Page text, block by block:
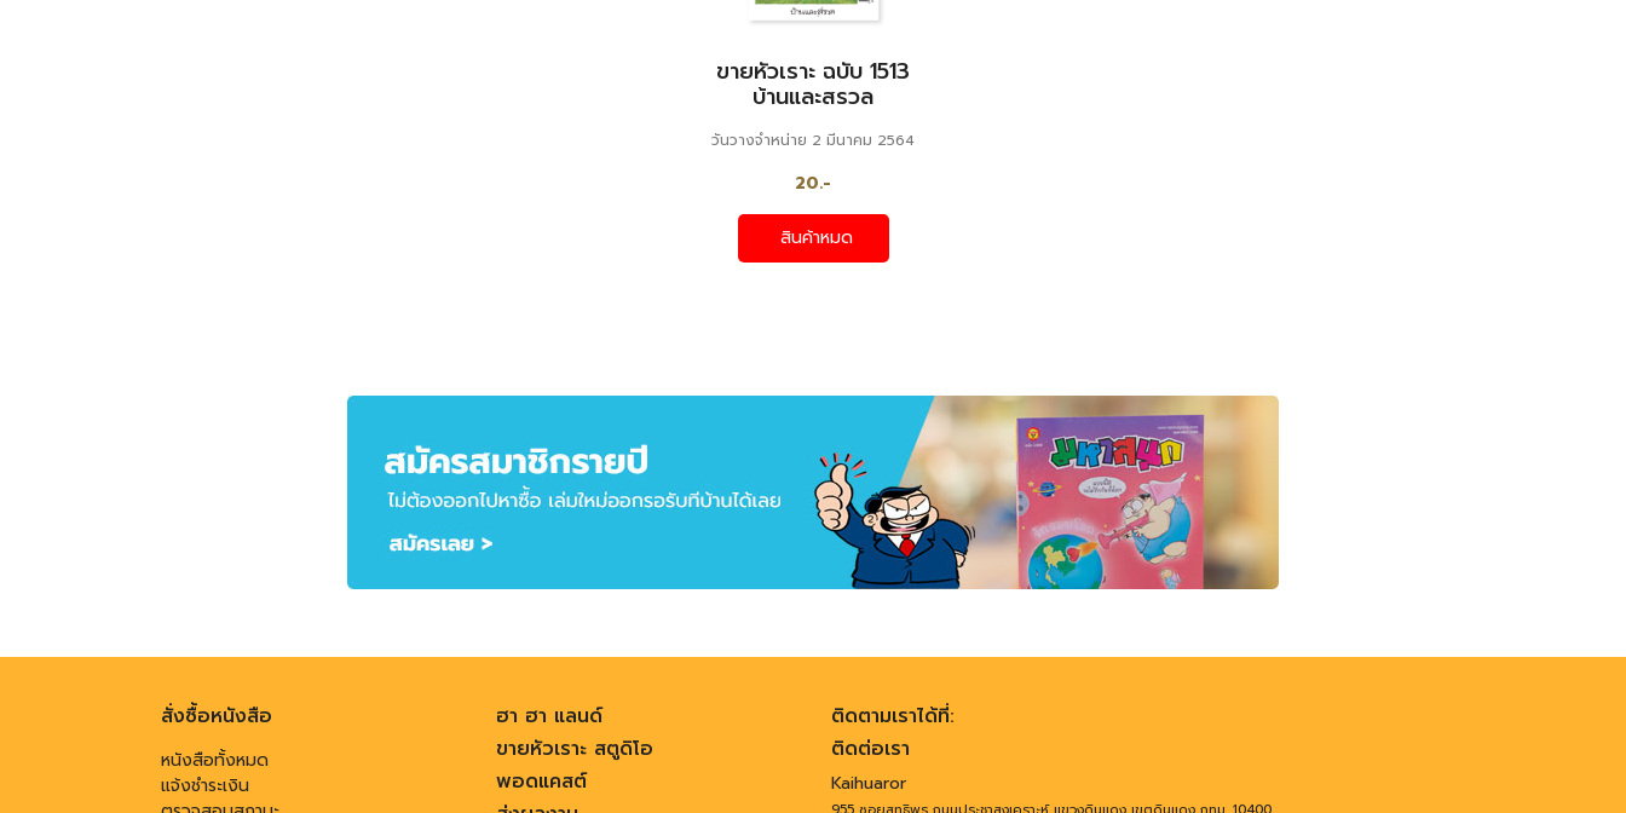
ขายหัวเราะ ฉบับ 1513
บ้านและสรวล
วันวางจำหน่าย 2 มีนาคม 2564
20.-
สินค้าหมด
สั่งซื้อหนังสือ
หนังสือทั้งหมด
แจ้งชำระเงิน
ฮา ฮา แลนด์
ขายหัวเราะ สตูดิโอ
พอดแคสต์
ติดตามเราได้ที่:
ติดต่อเรา
Kaihuaror